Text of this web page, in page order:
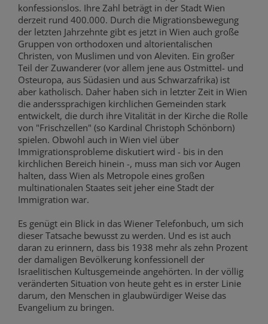
konfessionslos. Ihre Zahl beträgt in der Stadt Wien
derzeit rund 400.000. Durch die Migrationsbewegung
der letzten Jahrzehnte gibt es jetzt in Wien auch große
Gruppen von orthodoxen und altorientalischen
Christen, von Muslimen und von Aleviten. Ein großer
Teil der Zuwanderer (vor allem jene aus Ostmittel- und
Osteuropa, aus Südasien und aus Schwarzafrika) ist
aber katholisch. Daher haben sich in letzter Zeit in Wien
die anderssprachigen kirchlichen Gemeinden stark
entwickelt, die durch ihre Vitalität in der Kirche die Rolle
von "Frischzellen" (so Kardinal Christoph Schönborn)
spielen. Obwohl auch in Wien viel über
Immigrationsprobleme diskutiert wird - bis in den
kirchlichen Bereich hinein -, muss man sich vor Augen
halten, dass Wien als Metropole eines großen
multinationalen Staates seit jeher eine Stadt der
Immigration war.
Es genügt ein Blick in das Wiener Telefonbuch, um sich
dieser Tatsache bewusst zu werden. Und es ist auch
daran zu erinnern, dass bis 1938 mehr als zehn Prozent
der damaligen Bevölkerung konfessionell der
Israelitischen Kultusgemeinde angehörten. In der völlig
veränderten Situation von heute geht es in erster Linie
darum, den Menschen in glaubwürdiger Weise das
Evangelium zu bringen.